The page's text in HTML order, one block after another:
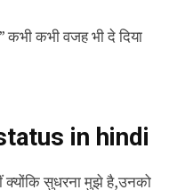
कभी कभी वजह भी दे दिया
in hindi
क्योंकि सुधरना मुझे है,उनको